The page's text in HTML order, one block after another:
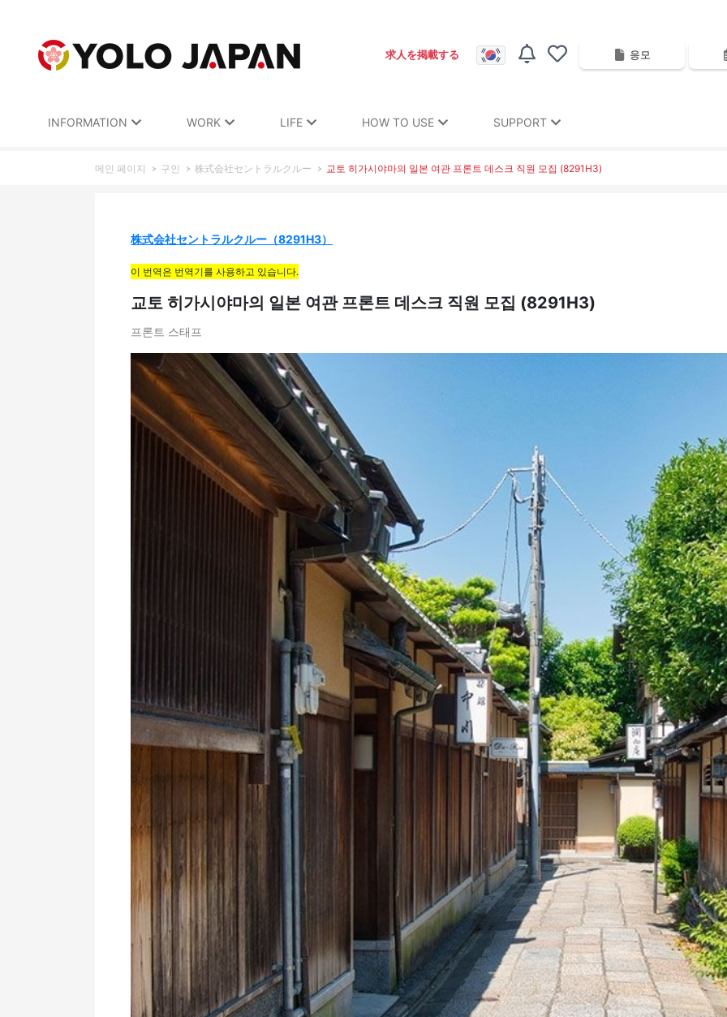
求人を掲載する 응모
INFORMATION WORK LIFE HOW TO USE SUPPORT
메인 페이지 구인 株式会社セントラルクルー 교토 히가시야마의 일본 여관 프론트 데스크 직원 모집 (8291H3)
株式会社セントラルクルー（8291H3）
이 번역은 번역기를 사용하고 있습니다.
교토 히가시야마의 일본 여관 프론트 데스크 직원 모집 (8291H3)
프론트 스태프